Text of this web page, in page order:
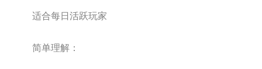
适合每日活跃玩家
简单理解：